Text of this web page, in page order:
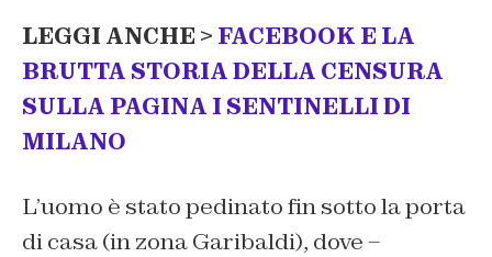
LEGGI ANCHE > FACEBOOK E LA
BRUTTA STORIA DELLA CENSURA
SULLA PAGINA I SENTINELLI DI
MILANO
L’uomo è stato pedinato fin sotto la porta
di casa (in zona Garibaldi), dove –